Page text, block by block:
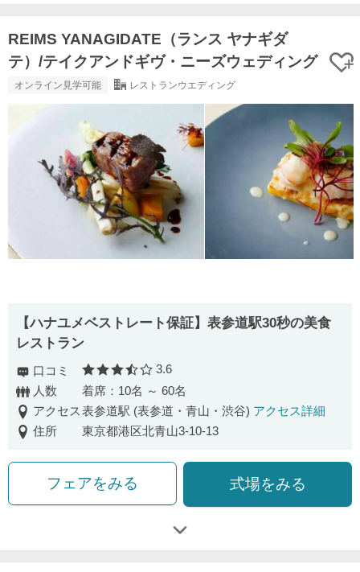
REIMS YANAGIDATE（ランス ヤナギダ
テ）/テイクアンドギヴ・ニーズウェディング
オンライン見学可能 レストランウエディング
【ハナユメベストレート保証】表参道駅30秒の美食
レストラン
口コミ 口コミ評価
3.6
人数
着席：10名 ～ 60名
アクセス表参道駅 (表参道・青山・渋谷) アクセス詳細
住所
東京都港区北青山3-10-13
フェアをみる 式場をみる